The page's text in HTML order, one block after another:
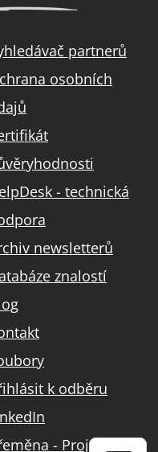
partnerů
osobních
- technická
newsletterů
znalostí
k odběru
- Projekt